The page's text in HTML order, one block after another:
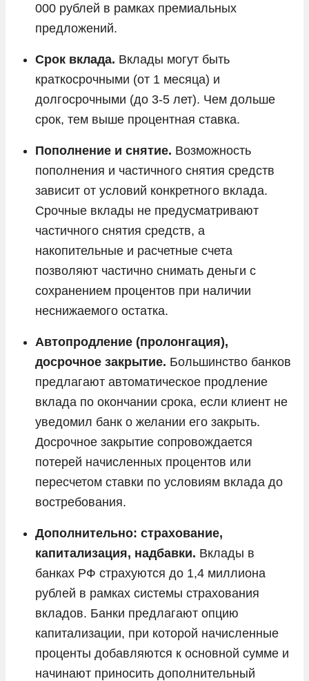
000 рублей в рамках премиальных
предложений.
Срок вклада. Вклады могут быть
краткосрочными (от 1 месяца) и
долгосрочными (до 3-5 лет). Чем дольше
срок, тем выше процентная ставка.
Пополнение и снятие. Возможность
пополнения и частичного снятия средств
зависит от условий конкретного вклада.
Срочные вклады не предусматривают
частичного снятия средств, а
накопительные и расчетные счета
позволяют частично снимать деньги с
сохранением процентов при наличии
неснижаемого остатка.
Автопродление (пролонгация),
досрочное закрытие. Большинство банков
предлагают автоматическое продление
вклада по окончании срока, если клиент не
уведомил банк о желании его закрыть.
Досрочное закрытие сопровождается
потерей начисленных процентов или
пересчетом ставки по условиям вклада до
востребования.
Дополнительно: страхование,
капитализация, надбавки. Вклады в
банках РФ страхуются до 1,4 миллиона
рублей в рамках системы страхования
вкладов. Банки предлагают опцию
капитализации, при которой начисленные
проценты добавляются к основной сумме и
начинают приносить дополнительный